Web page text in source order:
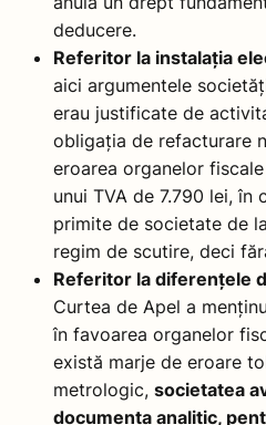
deducere.
Referitor la instalația
aici argumentele
erau justificate de
obligația de refacturare
eroarea organelor
unui TVA de 7.790 lei,
primite de societate de
regim de scutire, deci
Referitor la diferențele
Curtea de Apel a
în favoarea organelor
există marje de eroare
metrologic, societatea
documenta analitic,